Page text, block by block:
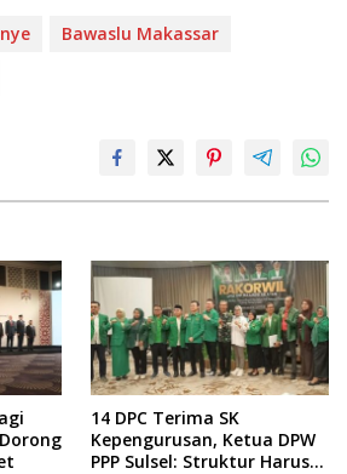
Bawaslu Makassar
14 DPC Terima SK
Kepengurusan, Ketua DPW
PPP Sulsel: Struktur Harus